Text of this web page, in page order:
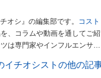
オシ』の編集部です。
コスト
、コラムや動画を通してご紹
は専門家やインフルエンサー
イチオシストの他の記